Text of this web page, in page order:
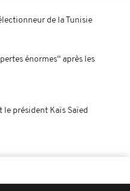
de la Tunisie
énormes'' après les
le président Kaïs Saïed